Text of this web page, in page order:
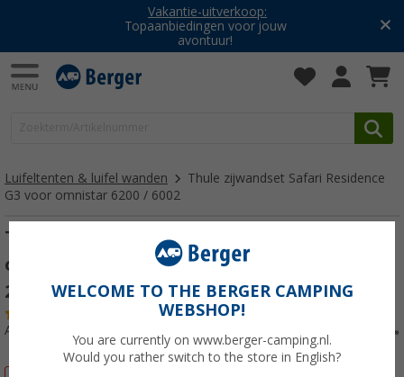
Vakantie-uitverkoop:
Topaanbiedingen voor jouw
avontuur!
Luifeltenten & luifel wanden
Thule zijwandset Safari Residence
G3 voor omnistar 6200 / 6002
Thule zijwandset Safari Residence G3 voor
omnistar 6200 / 6002 montagehoogte 215 -
229 cm
Artikelnr: 265530
WELCOME TO THE BERGER CAMPING
WEBSHOP!
You are currently on www.berger-camping.nl.
Would you rather switch to the store in English?